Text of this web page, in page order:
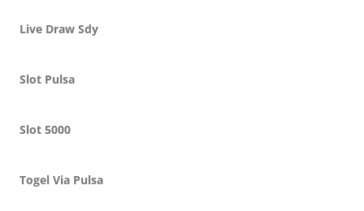
Live Draw Sdy
Slot Pulsa
Slot 5000
Togel Via Pulsa